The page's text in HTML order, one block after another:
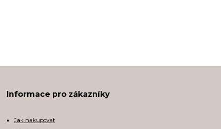
Informace pro zákazníky
Jak nakupovat